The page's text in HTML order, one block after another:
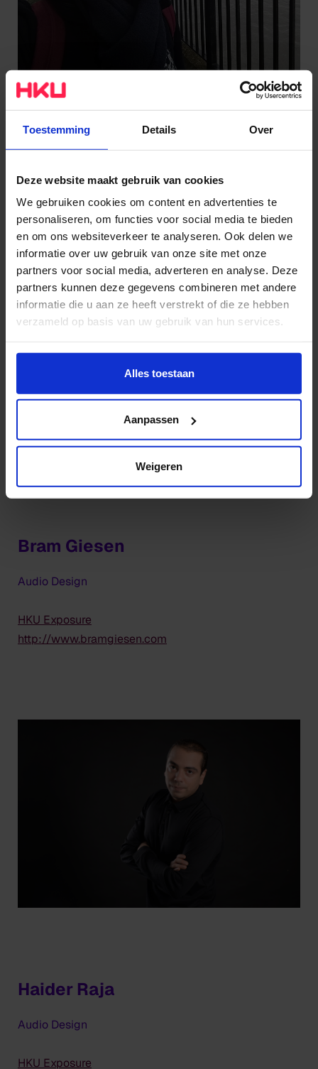
Toestemming Details Over
Deze website maakt gebruik van cookies
We gebruiken cookies om content en advertenties te
personaliseren, om functies voor social media te bieden
en om ons websiteverkeer te analyseren. Ook delen we
informatie over uw gebruik van onze site met onze
partners voor social media, adverteren en analyse. Deze
partners kunnen deze gegevens combineren met andere
informatie die u aan ze heeft verstrekt of die ze hebben
verzameld op basis van uw gebruik van hun services.
Wil je meer weten of de voorkeur aanpassen, bekijk dan
https://www.hku.nl/privacy-statement-en-
Alles toestaan
Aanpassen
Weigeren
Geert Roks
Audio Design
HKU Exposure
Linked in
http://www.geertroks.com
Bram Giesen
Audio Design
HKU Exposure
http://www.bramgiesen.com
Haider Raja
Audio Design
HKU Exposure